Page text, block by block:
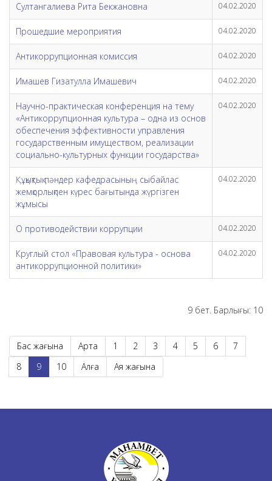
Султангалиева Рита Бекжановна 04.02.2020
Прошедшие мероприятия 04.02.2020
Антикоррупционная комиссия 04.02.2020
Имашев Гизатулла Имашевич 04.02.2020
Научно-практическая конференция на тему
«Антикоррупционная культура – одна из основ
обеспечения эффективности управления
государственным имуществом, реализации
социально-культурных функции государства»
04.02.2020
Құқықтық пәндер кафедрасының сыбайлас
жемқорлықпен күрес бағытында жүргізген
жұмысы
04.02.2020
О противодействии коррупции 04.02.2020
Круглый стол «Правовая культура - основа
антикоррупционной политики»
04.02.2020
9 бет. Барлығы: 10
Бас жағына Артқа 1 2 3 4 5 6
7
8
9 10 Алға Аяқ жағына